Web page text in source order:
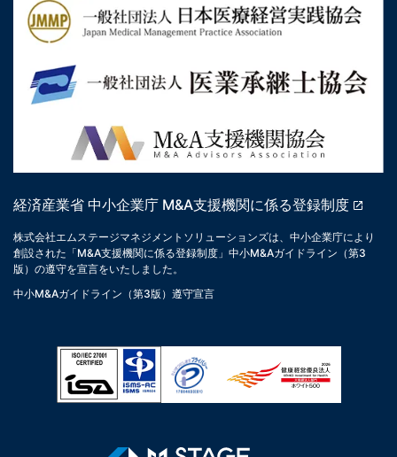
経済産業省 中小企業庁 M&A支援機関に係る登録制度
株式会社エムステージマネジメントソリューションズは、中小企業庁により
創設された「M&A支援機関に係る登録制度」中小M&Aガイドライン（第3
版）の遵守を宣言をいたしました。
中小M&Aガイドライン（第3版）遵守宣言